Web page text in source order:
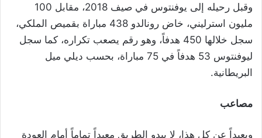
وقبل رحيله إلى يوفنتوس في صيف 2018، مقابل 100
مليون استرليني، خاض رونالدو 438 مباراة بقميص الملكي،
سجل خلالها 450 هدفاً، وهو رقم يصعب تكراره، كما سجل
ليوفنتوس 53 هدفاً في 75 مباراة، بحسب ديلي ميل
البريطانية.
مصاعب
وبعيداً عن كل هذا، لا يبدو الطريق معبداً تماماً أمام العودة